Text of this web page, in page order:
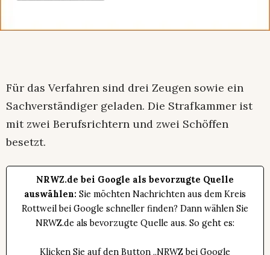
Für das Verfahren sind drei Zeugen sowie ein
Sachverständiger geladen. Die Strafkammer ist
mit zwei Berufsrichtern und zwei Schöffen
besetzt.
NRWZ.de bei Google als bevorzugte Quelle
auswählen: Sie möchten Nachrichten aus dem Kreis
Rottweil bei Google schneller finden? Dann wählen Sie
NRWZ.de als bevorzugte Quelle aus. So geht es:
Klicken Sie auf den Button „NRWZ bei Google